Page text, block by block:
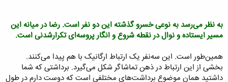
به نظر می‌رسد به نوعی خسرو گذشته این دو نفر است. رضا در میانه این
مسیر ایستاده و نوال در نقطه شروع و انگار پروسه‌ای تکرارشدنی است.
همین‌طور است. این سه‌نفر یک ارتباط ارگانیک با هم پیدا می‌کنند.
بخشی از این ارتباط در ذهن تماشاگر شکل می‌گیرد. برداشتی که شما
داشتید همان موضوع برداشت‌های مختلفی است که دوست دارم در طول